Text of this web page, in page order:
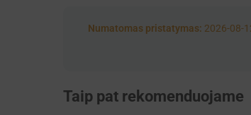
Numatomas pristatymas: 2026-08-
Taip pat rekomenduojame